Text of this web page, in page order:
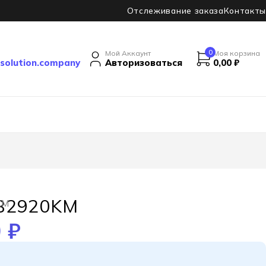
Отслеживание заказаКонтакты
Мой Аккаунт
Авторизоваться
0 Моя корзина
0,00 ₽
₽